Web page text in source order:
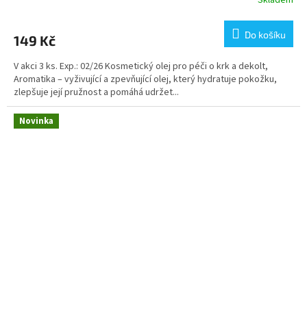
149 Kč Do košíku
V akci 3 ks. Exp.: 02/26 Kosmetický olej pro péči o krk a dekolt,
Aromatika – vyživující a zpevňující olej, který hydratuje pokožku,
zlepšuje její pružnost a pomáhá udržet...
Novinka